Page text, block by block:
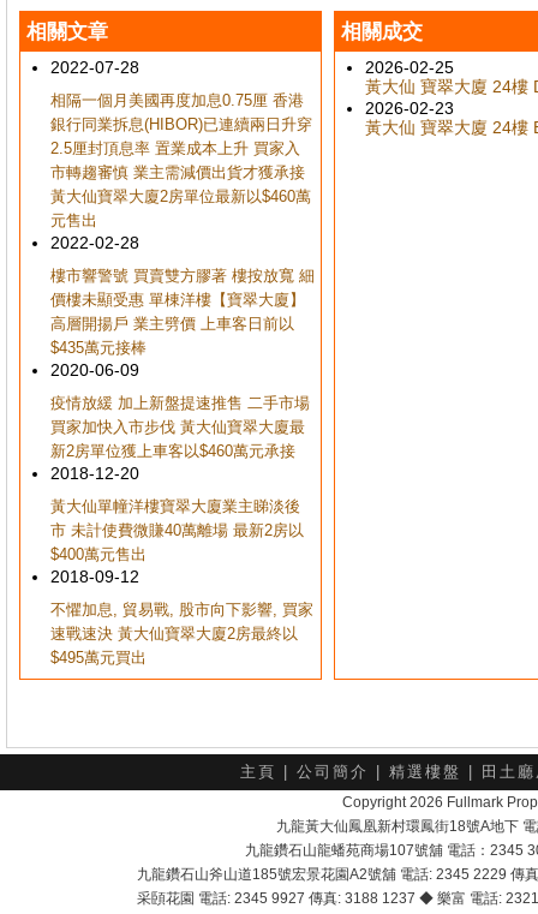
相關文章
2022-07-28
相隔一個月美國再度加息0.75厘 香港
銀行同業拆息(HIBOR)已連續兩日升穿
2.5厘封頂息率 置業成本上升 買家入
市轉趨審慎 業主需減價出貨才獲承接
黃大仙寶翠大廈2房單位最新以$460萬
元售出
2022-02-28
樓市響警號 買賣雙方膠著 樓按放寬 細
價樓未顯受惠 單棟洋樓【寶翠大廈】
高層開揚戶 業主劈價 上車客日前以
$435萬元接棒
2020-06-09
疫情放緩 加上新盤提速推售 二手市場
買家加快入市步伐 黃大仙寶翠大廈最
新2房單位獲上車客以$460萬元承接
2018-12-20
黃大仙單幢洋樓寶翠大廈業主睇淡後
市 未計使費微賺40萬離場 最新2房以
$400萬元售出
2018-09-12
不懼加息, 貿易戰, 股市向下影響, 買家
速戰速決 黃大仙寶翠大廈2房最終以
$495萬元買出
相關成交
2026-02-25
黃大仙 寶翠大廈 24樓
2026-02-23
黃大仙 寶翠大廈 24樓
主頁 公司簡介 精選樓盤 田土
Copyright 2026 Fullmark
九龍黃大仙鳳凰新村環鳳街18號A地下
九龍鑽石山龍蟠苑商場107號舖 電話：2345
九龍鑽石山斧山道185號宏景花園A2號舖 電話: 2345 2229
采頣花園 電話: 2345 9927 傳真: 3188 1237 ◆ 樂富 電話: